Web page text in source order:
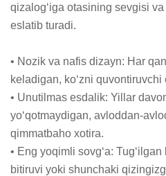
qizalog‘iga otasining sevgisi
eslatib turadi.
• Nozik va nafis dizayn: Har
keladigan, ko‘zni quvontiruvchi
• Unutilmas esdalik: Yillar
yo‘qotmaydigan, avloddan-
qimmatbaho xotira.
• Eng yoqimli sovg‘a:
bitiruvi yoki shunchaki